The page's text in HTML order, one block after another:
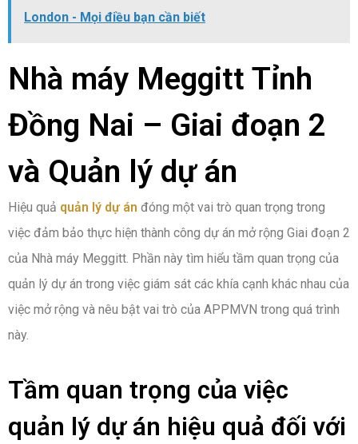
London - Mọi điều bạn cần biết
Nhà máy Meggitt Tỉnh
Đồng Nai – Giai đoạn 2
và Quản lý dự án
Hiệu quả quản lý dự án đóng một vai trò quan trọng trong
việc đảm bảo thực hiện thành công dự án mở rộng Giai đoạn 2
của Nhà máy Meggitt. Phần này tìm hiểu tầm quan trọng của
quản lý dự án trong việc giám sát các khía cạnh khác nhau của
việc mở rộng và nêu bật vai trò của APPMVN trong quá trình
này.
Tầm quan trọng của việc
quản lý dự án hiệu quả đối với